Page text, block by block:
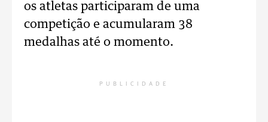
os atletas participaram de uma
competição e acumularam 38
medalhas até o momento.
PUBLICIDADE